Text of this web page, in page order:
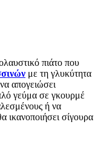
πιάτο που
με τη γλυκύτητα
απογειώσει
γεύμα σε γκουρμέ
ή να
ικανοποιήσει σίγουρα